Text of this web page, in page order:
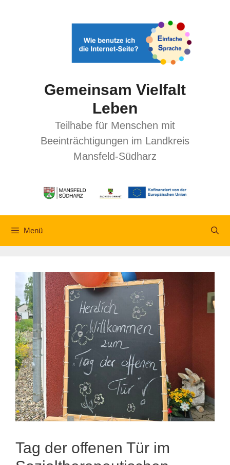
Gemeinsam Vielfalt
Leben
Teilhabe für Menschen mit
Beeinträchtigungen im Landkreis
Mansfeld-Südharz
Menü
Tag der offenen Tür im